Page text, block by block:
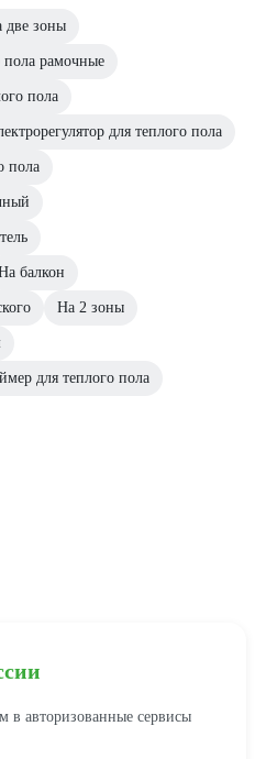
две зоны
пола рамочные
пола
для теплого пола
пола
балкон
На 2 зоны
для теплого пола
в авторизованные сервисы